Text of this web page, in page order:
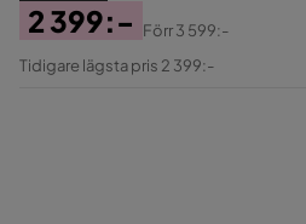
Pris
2 399:-
Original
Förr3 599:-
Tidigare lägsta pris 2 399:-